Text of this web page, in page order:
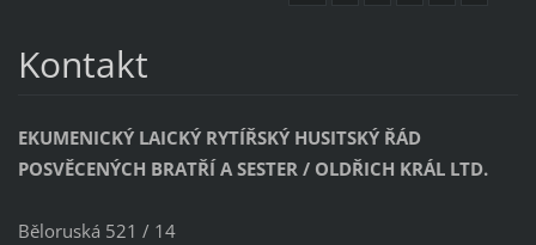
Kontakt
EKUMENICKÝ LAICKÝ RYTÍŘSKÝ HUSITSKÝ ŘÁD
POSVĚCENÝCH BRATŘÍ A SESTER / OLDŘICH KRÁL LTD.
Běloruská 521 / 14